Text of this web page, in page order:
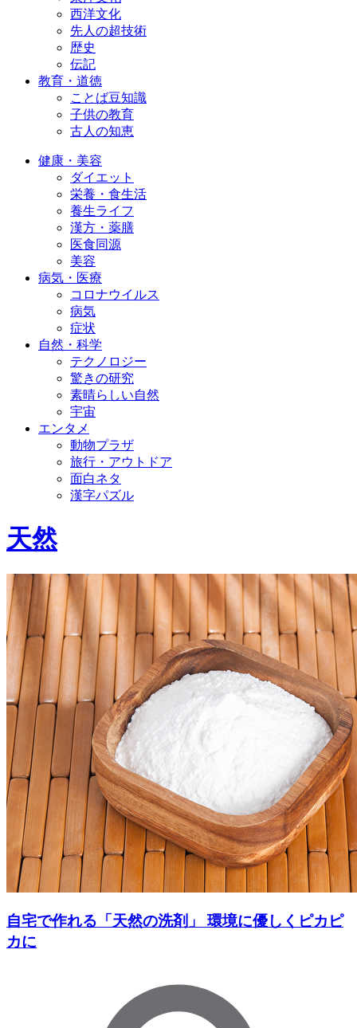
西洋文化
先人の超技術
歴史
伝記
教育・道徳
ことば豆知識
子供の教育
古人の知恵
健康・美容
ダイエット
栄養・食生活
養生ライフ
漢方・薬膳
医食同源
美容
病気・医療
コロナウイルス
病気
症状
自然・科学
テクノロジー
驚きの研究
素晴らしい自然
宇宙
エンタメ
動物プラザ
旅行・アウトドア
面白ネタ
漢字パズル
天然
自宅で作れる「天然の洗剤」 環境に優しくピカピ
カに